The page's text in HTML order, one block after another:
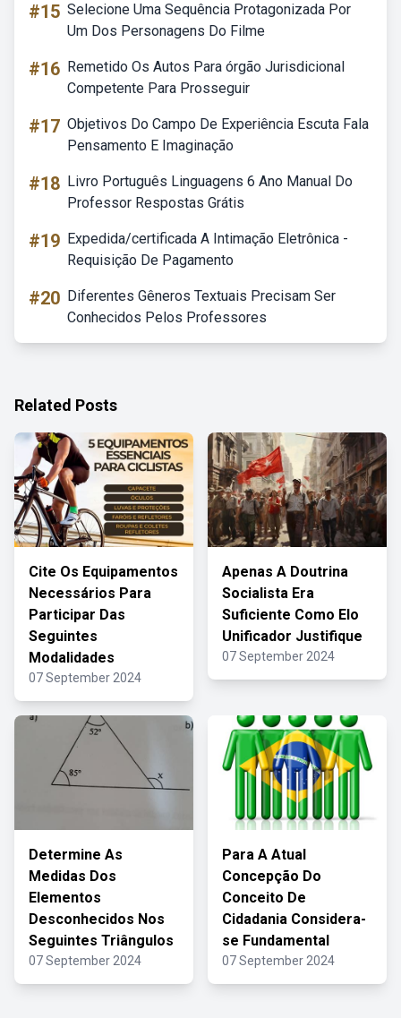
#15 Selecione Uma Sequência Protagonizada Por
Um Dos Personagens Do Filme
#16 Remetido Os Autos Para órgão Jurisdicional
Competente Para Prosseguir
#17 Objetivos Do Campo De Experiência Escuta Fala
Pensamento E Imaginação
#18 Livro Português Linguagens 6 Ano Manual Do
Professor Respostas Grátis
#19 Expedida/certificada A Intimação Eletrônica -
Requisição De Pagamento
#20 Diferentes Gêneros Textuais Precisam Ser
Conhecidos Pelos Professores
Related Posts
Cite Os Equipamentos
Necessários Para
Participar Das
Seguintes
Modalidades
07 September 2024
Apenas A Doutrina
Socialista Era
Suficiente Como Elo
Unificador Justifique
07 September 2024
Determine As
Medidas Dos
Elementos
Desconhecidos Nos
Seguintes Triângulos
07 September 2024
Para A Atual
Concepção Do
Conceito De
Cidadania Considera-
se Fundamental
07 September 2024